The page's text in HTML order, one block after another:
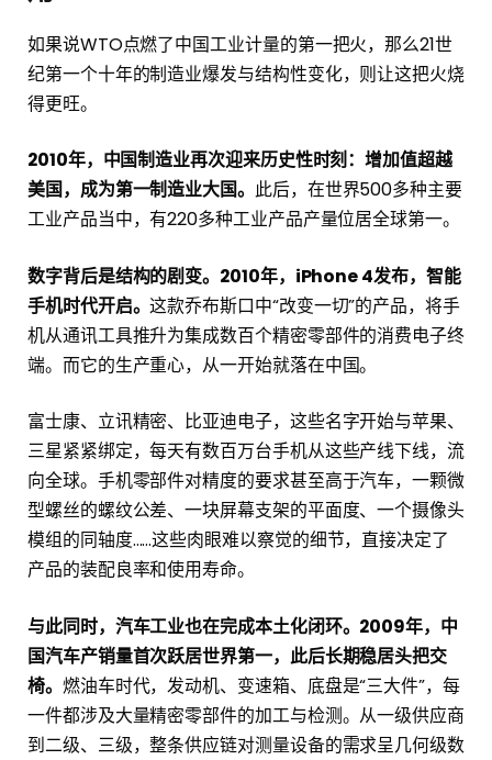
如果说WTO点燃了中国工业计量的第一把火，那么21世
纪第一个十年的制造业爆发与结构性变化，则让这把火烧
得更旺。
2010年，中国制造业再次迎来历史性时刻：增加值超越
美国，成为第一制造业大国。 此后，在世界500多种主要
工业产品当中，有220多种工业产品产量位居全球第一。
数字背后是结构的剧变。2010年，iPhone 4发布，智能
手机时代开启。这款乔布斯口中“改变一切”的产品，将手
机从通讯工具推升为集成数百个精密零部件的消费电子终
端。而它的生产重心，从一开始就落在中国。
富士康、立讯精密、比亚迪电子，这些名字开始与苹果、
三星紧紧绑定，每天有数百万台手机从这些产线下线，流
向全球。手机零部件对精度的要求甚至高于汽车，一颗微
型螺丝的螺纹公差、一块屏幕支架的平面度、一个摄像头
模组的同轴度……这些肉眼难以察觉的细节，直接决定了
产品的装配良率和使用寿命。
与此同时，汽车工业也在完成本土化闭环。2009年，中
国汽车产销量首次跃居世界第一，此后长期稳居头把交
椅。 燃油车时代，发动机、变速箱、底盘是“三大件”，每
一件都涉及大量精密零部件的加工与检测。从一级供应商
到二级、三级，整条供应链对测量设备的需求呈几何级数